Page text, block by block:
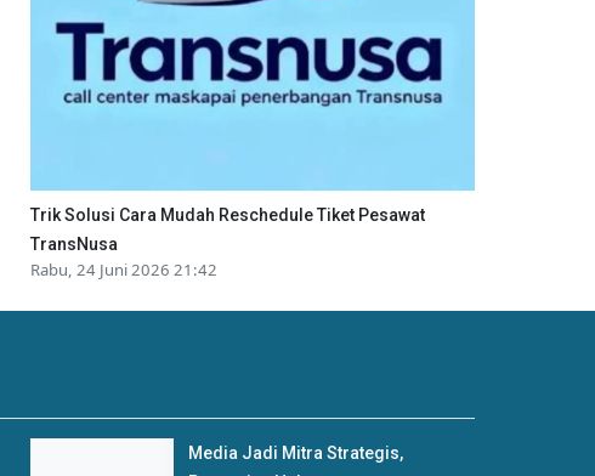
Trik Solusi Cara Mudah Reschedule Tiket Pesawat
TransNusa
Rabu, 24 Juni 2026 21:42
Media Jadi Mitra Strategis,